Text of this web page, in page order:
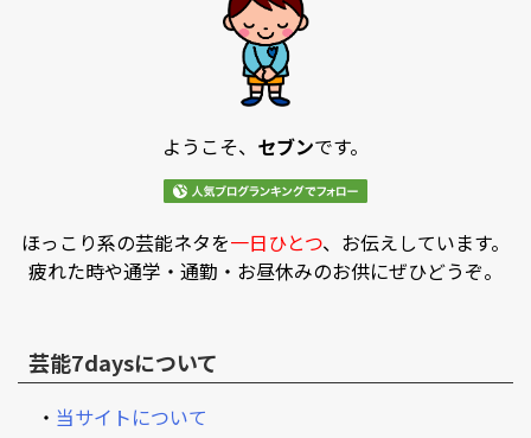
ようこそ、 セブンです。
ほっこり系の芸能ネタを一日ひとつ、お伝えしています。
疲れた時や通学・通勤・お昼休みのお供にぜひどうぞ。
芸能7daysについて
・ 当サイトについて